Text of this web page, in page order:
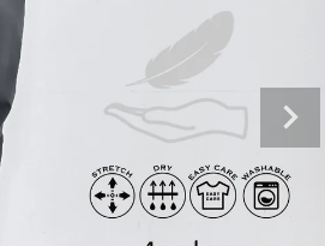
カートに入れる
カートに入れる
カートに入れる